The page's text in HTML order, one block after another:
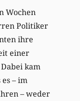
Wochen
Politiker
ihre
einer
kam
– im
– weder